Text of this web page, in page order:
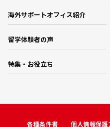
海外サポートオフィス紹介
留学体験者の声
特集・お役立ち
各種条件書 個人情報保護